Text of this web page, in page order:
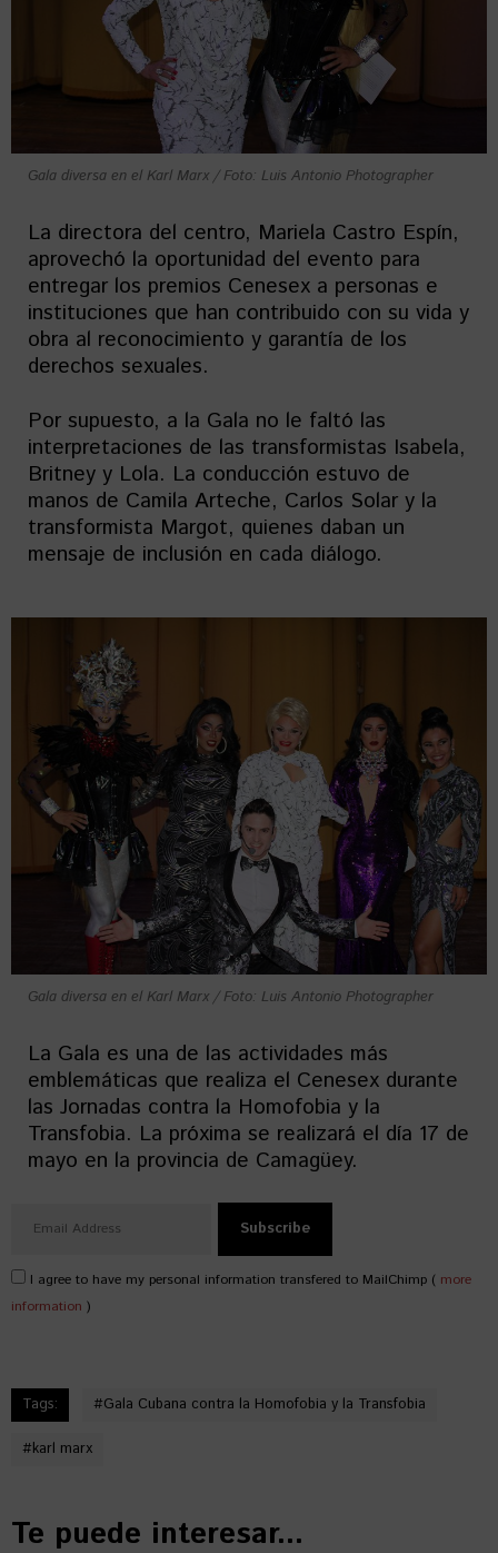
Gala diversa en el Karl Marx / Foto: Luis Antonio Photographer
La directora del centro, Mariela Castro Espín,
aprovechó la oportunidad del evento para
entregar los premios Cenesex a personas e
instituciones que han contribuido con su vida y
obra al reconocimiento y garantía de los
derechos sexuales.
Por supuesto, a la Gala no le faltó las
interpretaciones de las transformistas Isabela,
Britney y Lola. La conducción estuvo de
manos de Camila Arteche, Carlos Solar y la
transformista Margot, quienes daban un
mensaje de inclusión en cada diálogo.
Gala diversa en el Karl Marx / Foto: Luis Antonio Photographer
La Gala es una de las actividades más
emblemáticas que realiza el Cenesex durante
las Jornadas contra la Homofobia y la
Transfobia. La próxima se realizará el día 17 de
mayo en la provincia de Camagüey.
I agree to have my personal information transfered to MailChimp ( more
information )
Tags: #Gala Cubana contra la Homofobia y la Transfobia
#karl marx
Te puede interesar...